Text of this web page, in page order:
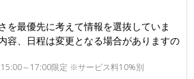
を最優先に考えて情報を選抜していま
容、日程は変更となる場合がありますの
～17:00限定 ※サービス料10%別